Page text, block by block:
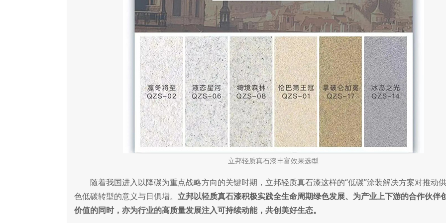
立邦轻质真石漆丰富效果选型
随着我国进入以降碳为重点战略方向的关键时期，立邦轻质真石漆这样的“低碳”涂装解决方案对推动
色低碳转型的意义与日俱增。立邦以轻质真石漆积极实践全生命周期绿色发展、为产业上下游的合作伙伴
价值的同时，亦为行业的高质量发展注入可持续动能，共创美好生态。